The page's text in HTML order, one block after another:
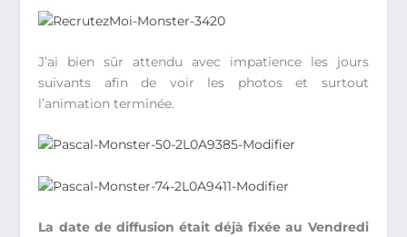
J’ai bien sûr attendu avec impatience les jours
suivants afin de voir les photos et surtout
l’animation terminée.
La date de diffusion était déjà fixée au Vendredi